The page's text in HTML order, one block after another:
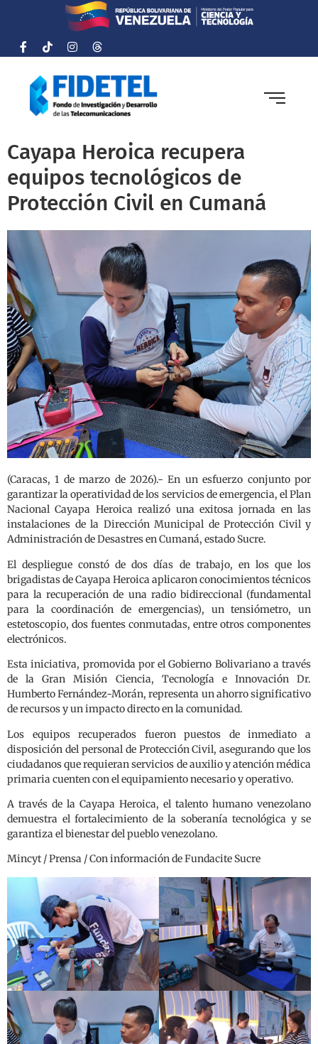
Cayapa Heroica recupera
equipos tecnológicos de
Protección Civil en Cumaná
(Caracas, 1 de marzo de 2026).- En un esfuerzo conjunto por
garantizar la operatividad de los servicios de emergencia, el Plan
Nacional Cayapa Heroica realizó una exitosa jornada en las
instalaciones de la Dirección Municipal de Protección Civil y
Administración de Desastres en Cumaná, estado Sucre.
El despliegue constó de dos días de trabajo, en los que los
brigadistas de Cayapa Heroica aplicaron conocimientos técnicos
para la recuperación de una radio bidireccional (fundamental
para la coordinación de emergencias), un tensiómetro, un
estetoscopio, dos fuentes conmutadas, entre otros componentes
electrónicos.
Esta iniciativa, promovida por el Gobierno Bolivariano a través
de la Gran Misión Ciencia, Tecnología e Innovación Dr.
Humberto Fernández-Morán, representa un ahorro significativo
de recursos y un impacto directo en la comunidad.
Los equipos recuperados fueron puestos de inmediato a
disposición del personal de Protección Civil, asegurando que los
ciudadanos que requieran servicios de auxilio y atención médica
primaria cuenten con el equipamiento necesario y operativo.
A través de la Cayapa Heroica, el talento humano venezolano
demuestra el fortalecimiento de la soberanía tecnológica y se
garantiza el bienestar del pueblo venezolano.
Mincyt / Prensa / Con información de Fundacite Sucre